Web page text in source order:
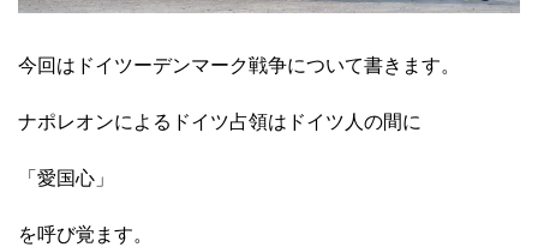
今回はドイツーデンマーク戦争について書きます。
ナポレオンによるドイツ占領はドイツ人の間に
「愛国心」
を呼び覚ます。